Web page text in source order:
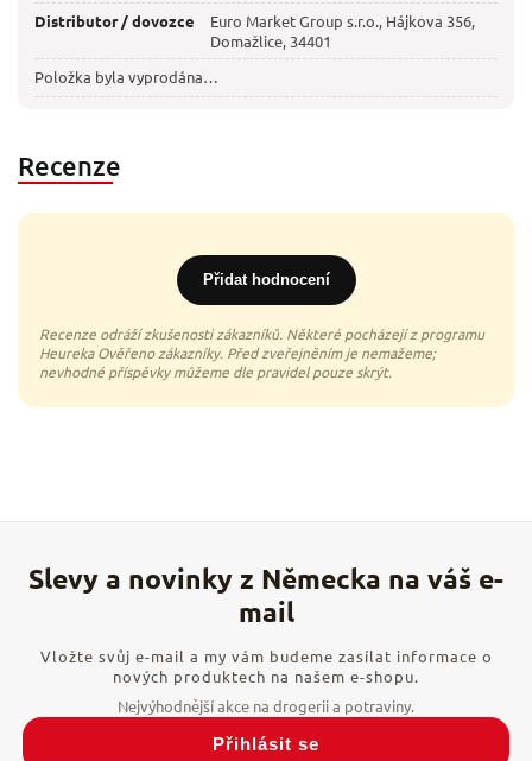
Distributor / dovozce
Euro Market Group s.r.o., Hájkova 356,
Domažlice, 34401
Položka byla vyprodána…
Recenze
Přidat hodnocení
Vložte svůj e-mail a my vám budeme zasílat informace o
nových produktech na našem e-shopu.
Přihlásit se